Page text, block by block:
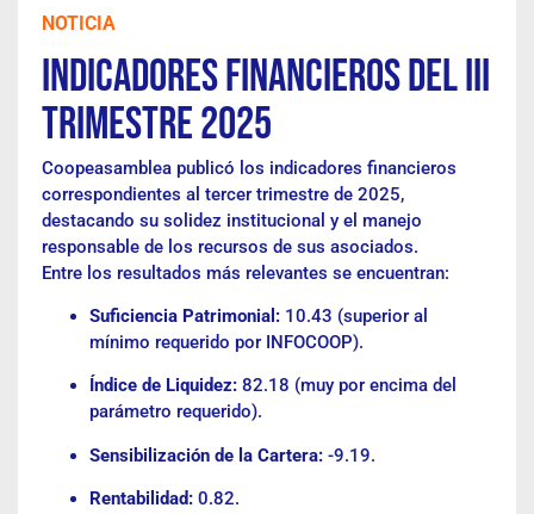
NOTICIA
Indicadores Financieros del III
Trimestre 2025
Coopeasamblea publicó los indicadores financieros
correspondientes al tercer trimestre de 2025,
destacando su solidez institucional y el manejo
responsable de los recursos de sus asociados.
Entre los resultados más relevantes se encuentran:
Suficiencia Patrimonial: 10.43 (superior al
mínimo requerido por INFOCOOP).
Índice de Liquidez: 82.18 (muy por encima del
parámetro requerido).
Sensibilización de la Cartera: -9.19.
Rentabilidad: 0.82.